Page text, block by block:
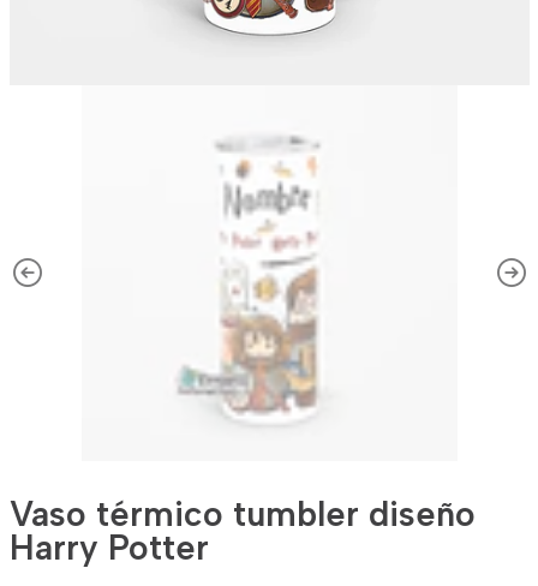
Vaso térmico tumbler diseño
Harry Potter